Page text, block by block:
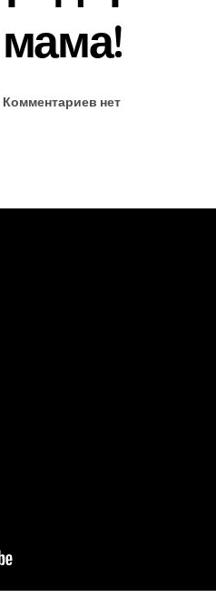
Комментариев нет